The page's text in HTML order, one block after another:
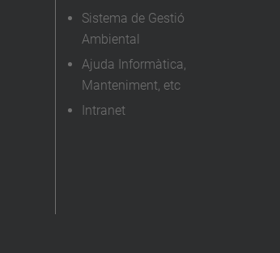
Sistema de Gestió
Ambiental
Ajuda Informàtica,
Manteniment, etc
Intranet